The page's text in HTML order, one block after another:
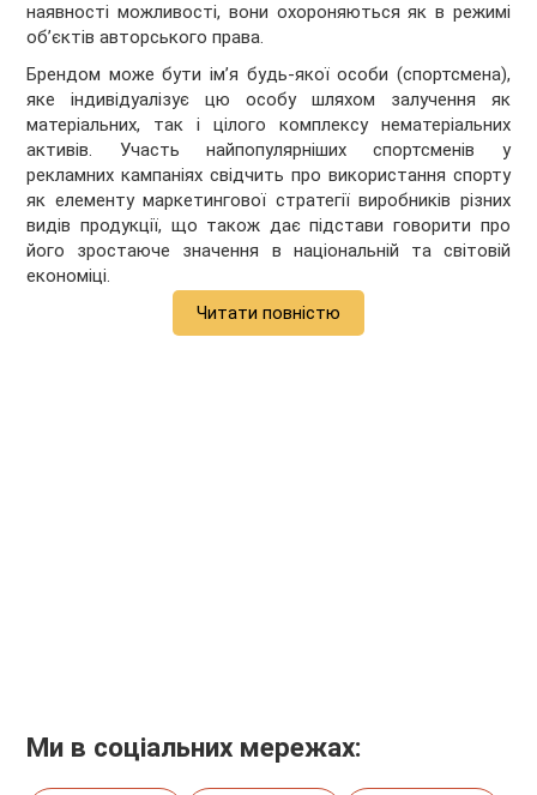
наявності можливості, вони охороняються як в режимі
об’єктів авторського права.
Брендом може бути ім’я будь-якої особи (спортсмена),
яке індивідуалізує цю особу шляхом залучення як
матеріальних, так і цілого комплексу нематеріальних
активів. Участь найпопулярніших спортсменів у
рекламних кампаніях свідчить про викорис­тання спорту
як елементу маркетингової стратегії виробників різних
видів продукції, що також дає підстави говорити про
його зростаюче значення в національній та світовій
економіці.
Читати повністю
Ми в соціальних мережах: